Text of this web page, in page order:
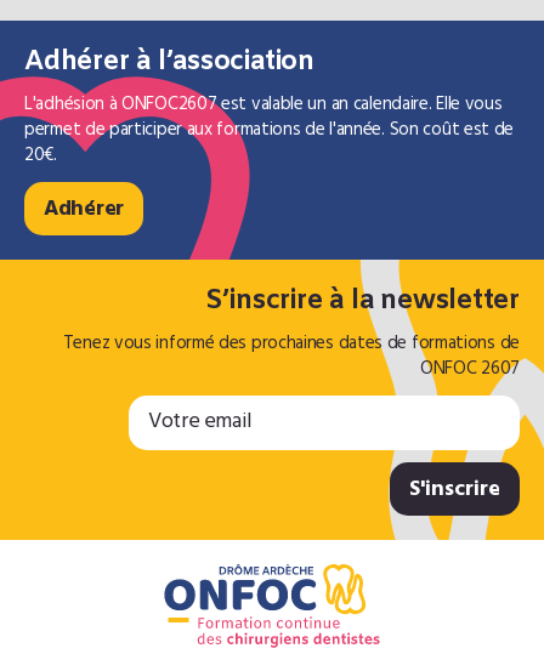
Adhérer à l’association
L'adhésion à ONFOC2607 est valable un an calendaire. Elle vous
permet de participer aux formations de l'année. Son coût est de
20€.
Adhérer
S’inscrire à la newsletter
Tenez vous informé des prochaines dates de formations de
ONFOC 2607